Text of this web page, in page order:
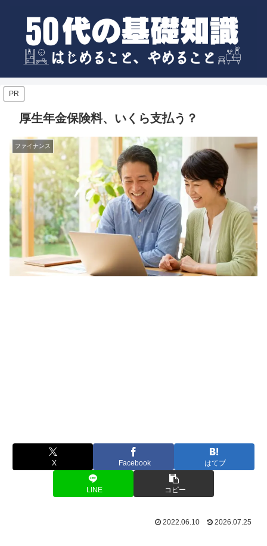
PR
厚生年金保険料、いくら支払う？
ファイナンス
X Facebook はてブ
LINE コピー
2022.06.10 2026.07.25